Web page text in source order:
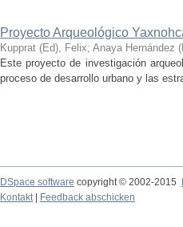
Proyecto Arqueológico
Kupprat (Ed), Felix; Anaya Hernández
Este proyecto de investigación
proceso de desarrollo urbano y las
DSpace software copyright © 2002-2015
Kontakt| Feedback abschicken